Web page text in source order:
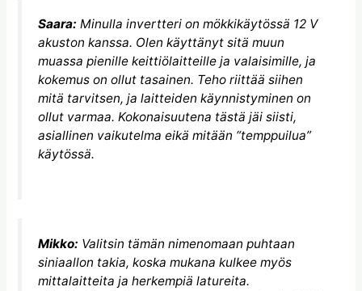
Saara: Minulla invertteri on mökkikäytössä 12 V
akuston kanssa. Olen käyttänyt sitä muun
muassa pienille keittiölaitteille ja valaisimille, ja
kokemus on ollut tasainen. Teho riittää siihen
mitä tarvitsen, ja laitteiden käynnistyminen on
ollut varmaa. Kokonaisuutena tästä jäi siisti,
asiallinen vaikutelma eikä mitään “temppuilua”
käytössä.
Mikko: Valitsin tämän nimenomaan puhtaan
siniaallon takia, koska mukana kulkee myös
mittalaitteita ja herkempiä latureita.